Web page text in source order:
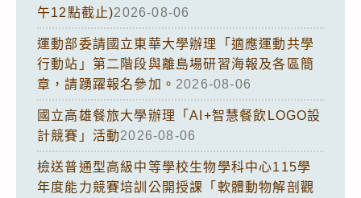
午12點截止)2026-08-06
運動部委請國立東華大學辦理「適應運動共學
行動站」第二階段與離島場研習海報及各區簡
章，請踴躍報名參加。 2026-08-06
國立高雄餐旅大學辦理「AI+智慧餐飲LOGO設
計競賽」活動2026-08-06
檢送普通型高級中等學校生物學科中心115學
年度能力競賽培訓公開授課「軟體動物解剖觀